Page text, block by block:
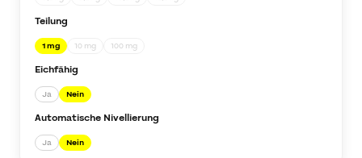
Teilung
1 mg 10 mg 100 mg
Eichfähig
Ja Nein
Automatische Nivellierung
Ja Nein